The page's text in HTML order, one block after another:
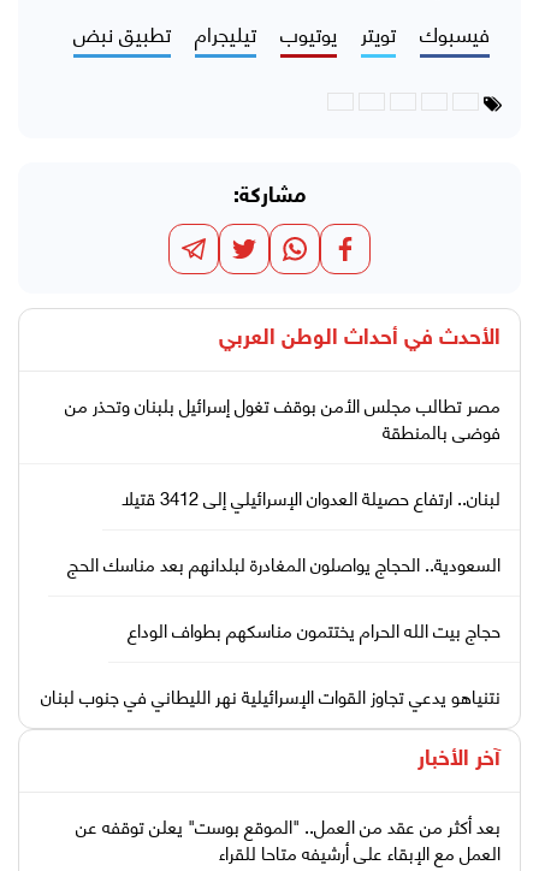
فيسبوك تويتر يوتيوب تيليجرام تطبيق نبض
مشاركة:
الأحدث في أحداث الوطن العربي
مصر تطالب مجلس الأمن بوقف تغول إسرائيل بلبنان وتحذر من
فوضى بالمنطقة
لبنان.. ارتفاع حصيلة العدوان الإسرائيلي إلى 3412 قتيلا
السعودية.. الحجاج يواصلون المغادرة لبلدانهم بعد مناسك الحج
حجاج بيت الله الحرام يختتمون مناسكهم بطواف الوداع
نتنياهو يدعي تجاوز القوات الإسرائيلية نهر الليطاني في جنوب لبنان
آخر الأخبار
بعد أكثر من عقد من العمل.. "الموقع بوست" يعلن توقفه عن
العمل مع الإبقاء على أرشيفه متاحا للقراء